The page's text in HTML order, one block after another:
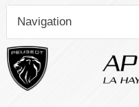
Navigation